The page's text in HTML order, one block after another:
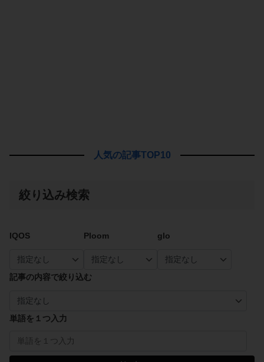
人気の記事TOP10
絞り込み検索
IQOS Ploom glo
記事の内容で絞り込む
単語を１つ入力